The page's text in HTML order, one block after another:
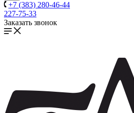
+7 (383) 280-46-44
227-75-33
Заказать звонок